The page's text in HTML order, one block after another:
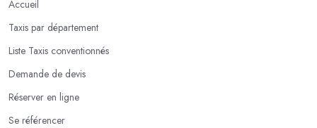
Accueil
Taxis par département
Liste Taxis conventionnés
Demande de devis
Réserver en ligne
Se référencer